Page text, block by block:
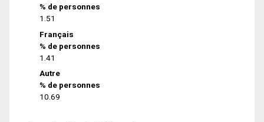
% de personnes
1.51
Français
% de personnes
1.41
Autre
% de personnes
10.69